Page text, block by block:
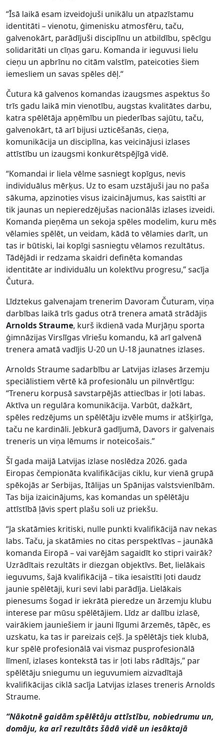
“Īsā laikā esam izveidojuši unikālu un atpazīstamu
identitāti – vienotu, ģimenisku atmosfēru, taču,
galvenokārt, parādījuši disciplīnu un atbildību, spēcīgu
solidaritāti un cīņas garu. Komanda ir ieguvusi lielu
cieņu un apbrīnu no citām valstīm, pateicoties šiem
iemesliem un savas spēles dēļ.“
Čutura kā galvenos komandas izaugsmes aspektus šo
trīs gadu laikā min vienotību, augstas kvalitātes darbu,
katra spēlētāja apņēmību un piederības sajūtu, taču,
galvenokārt, tā arī bijusi uzticēšanās, cieņa,
komunikācija un disciplīna, kas veicinājusi izlases
attīstību un izaugsmi konkurētspējīgā vidē.
“Komandai ir liela vēlme sasniegt kopīgus, nevis
individuālus mērķus. Uz to esam uzstājuši jau no paša
sākuma, apzinoties visus izaicinājumus, kas saistīti ar
tik jaunas un nepieredzējušas nacionālās izlases izveidi.
Komanda pieņēma un sekoja spēles modelim, kuru mēs
vēlamies spēlēt, un veidam, kādā to vēlamies darīt, un
tas ir būtiski, lai kopīgi sasniegtu vēlamos rezultātus.
Tādējādi ir redzama skaidri definēta komandas
identitāte ar individuālu un kolektīvu progresu,” sacīja
Čutura.
Līdztekus galvenajam trenerim Davoram Čuturam, viņa
darbības laikā trīs gadus otrā trenera amatā strādājis
Arnolds Straume, kurš ikdienā vada Murjāņu sporta
ģimnāzijas Virslīgas vīriešu komandu, kā arī galvenā
trenera amatā vadījis U-20 un U-18 jaunatnes izlases.
Arnolds Straume sadarbību ar Latvijas izlases ārzemju
speciālistiem vērtē kā profesionālu un pilnvērtīgu:
“Treneru korpusā savstarpējās attiecības ir ļoti labas.
Aktīva un regulāra komunikācija. Varbūt, dažkārt,
spēles redzējums un spēlētāju izvēle mums ir atšķirīga,
taču ne kardināli. Jebkurā gadījumā, Davors ir galvenais
treneris un viņa lēmums ir noteicošais.”
Šī gada maijā Latvijas izlase noslēdza 2026. gada
Eiropas čempionāta kvalifikācijas ciklu, kur vienā grupā
spēkojās ar Serbijas, Itālijas un Spānijas valstsvienībām.
Tas bija izaicinājums, kas komandas un spēlētāju
attīstībā ļāvis spert plašu soli uz priekšu.
“Ja skatāmies kritiski, nulle punkti kvalifikācijā nav nekas
labs. Taču, ja skatāmies no citas perspektīvas – jaunākā
komanda Eiropā – vai varējām sagaidīt ko stipri vairāk?
Uzrādītais rezultāts ir diezgan objektīvs. Bet, lielākais
ieguvums, šajā kvalifikācijā – tika iesaistīti ļoti daudz
jaunie spēlētāji, kuri sevi labi parādīja. Lielākais
pienesums šogad ir iekrātā pieredze un ārzemju klubu
interese par mūsu spēlētājiem. Līdz ar dalību izlasē,
vairākiem jauniešiem ir jauni līgumi ārzemēs, tāpēc, es
uzskatu, ka tas ir pareizais ceļš. Ja spēlētājs tiek klubā,
kur spēlē profesionālā vai vismaz pusprofesionālā
līmenī, izlases kontekstā tas ir ļoti labs rādītājs,” par
spēlētāju sniegumu un ieguvumiem aizvadītajā
kvalifikācijas ciklā sacīja Latvijas izlases treneris Arnolds
Straume.
“Nākotnē gaidām spēlētāju attīstību, nobiedrumu un,
domāju, ka arī rezultāts šādā vidē un iesāktajā